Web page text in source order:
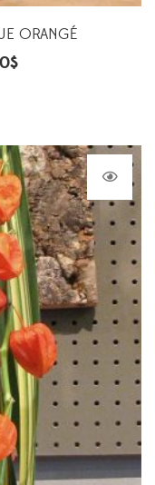
ORANGÉ
$